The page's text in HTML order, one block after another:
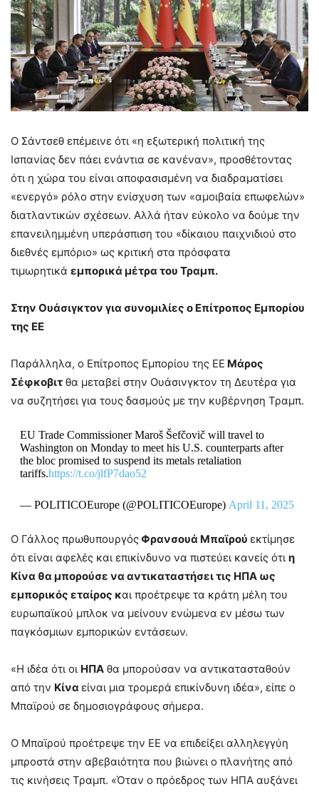
Ο Σάντσεθ επέμεινε ότι «η εξωτερική πολιτική της
Ισπανίας δεν πάει ενάντια σε κανέναν», προσθέτοντας
ότι η χώρα του είναι αποφασισμένη να διαδραματίσει
«ενεργό» ρόλο στην ενίσχυση των «αμοιβαία επωφελών»
διατλαντικών σχέσεων. Αλλά ήταν εύκολο να δούμε την
επανειλημμένη υπεράσπιση του «δίκαιου παιχνιδιού στο
διεθνές εμπόριο» ως κριτική στα πρόσφατα
τιμωρητικά εμπορικά μέτρα του Τραμπ.
Στην Ουάσιγκτον για συνομιλίες ο Επίτροπος Εμπορίου
της ΕΕ
Παράλληλα, ο Επίτροπος Εμπορίου της ΕΕ Μάρος
Σέφκοβιτ θα μεταβεί στην Ουάσινγκτον τη Δευτέρα για
να συζητήσει για τους δασμούς με την κυβέρνηση Τραμπ.
EU Trade Commissioner Maroš Šefčovič will travel to
Washington on Monday to meet his U.S. counterparts after
the bloc promised to suspend its metals retaliation
tariffs.https://t.co/jlfP7dao52
— POLITICOEurope (@POLITICOEurope) April 11, 2025
Ο Γάλλος πρωθυπουργός Φρανσουά Μπαϊρού εκτίμησε
ότι είναι αφελές και επικίνδυνο να πιστεύει κανείς ότι η
Κίνα θα μπορούσε να αντικαταστήσει τις ΗΠΑ ως
εμπορικός εταίρος και προέτρεψε τα κράτη μέλη του
ευρωπαϊκού μπλοκ να μείνουν ενώμενα εν μέσω των
παγκόσμιων εμπορικών εντάσεων.
«Η ιδέα ότι οι ΗΠΑ θα μπορούσαν να αντικατασταθούν
από την Κίνα είναι μια τρομερά επικίνδυνη ιδέα», είπε ο
Μπαϊρού σε δημοσιογράφους σήμερα.
Ο Μπαϊρού προέτρεψε την ΕΕ να επιδείξει αλληλεγγύη
μπροστά στην αβεβαιότητα που βιώνει ο πλανήτης από
τις κινήσεις Τραμπ. «Όταν ο πρόεδρος των ΗΠΑ αυξάνει